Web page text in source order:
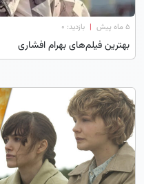
۵ ماه پیش | بازدید: 0
بهترین فیلم‌های بهرام افشاری